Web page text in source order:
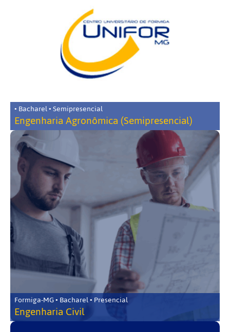
• Bacharel • Semipresencial
Engenharia Agronômica (Semipresencial)
Formiga-MG • Bacharel • Presencial
Engenharia Civil